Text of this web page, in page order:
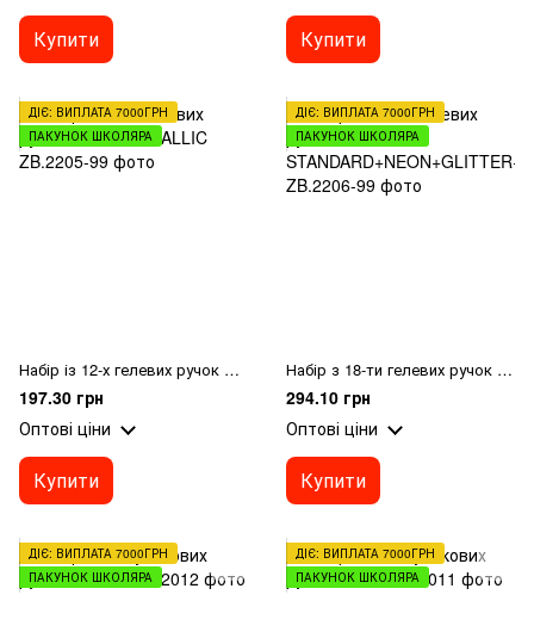
Купити Купити
ДІЄ: ВИПЛАТА 7000ГРН
ПАКУНОК ШКОЛЯРА
Набір із 12-х гелевих ручок NEON+METALLIC
197.30 грн
Оптові ціни
Купити
ДІЄ: ВИПЛАТА 7000ГРН
ПАКУНОК ШКОЛЯРА
Набір з 18-ти гелевих ручок STANDARD+NEON+GLITTER+METALLIC
294.10 грн
Оптові ціни
Купити
ДІЄ: ВИПЛАТА 7000ГРН
ПАКУНОК ШКОЛЯРА
ДІЄ: ВИПЛАТА 7000ГРН
ПАКУНОК ШКОЛЯРА